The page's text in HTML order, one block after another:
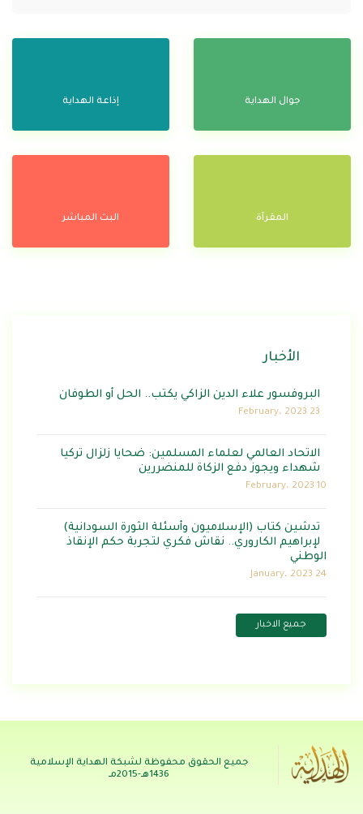
جوال الهداية إذاعة الهداية
المقرآة البث المباشر
الأخبار
البروفسور علاء الدين الزاكي يكتب.. الحل أو الطوفان
23 February، 2023
الاتحاد العالمي لعلماء المسلمين: ضحايا زلزال تركيا
شهداء ويجوز دفع الزكاة للمنضررين
10 February، 2023
تدشين كتاب (الإسلاميون وأسئلة الثورة السودانية)
لإبراهيم الكاروري.. نقاش فكري لتجربة حكم الإنقاذ
الوطني
24 January، 2023
جميع الاخبار
جميع الحقوق محفوظة لشبكة الهداية الإسلامية
1436هـ-2015مـ